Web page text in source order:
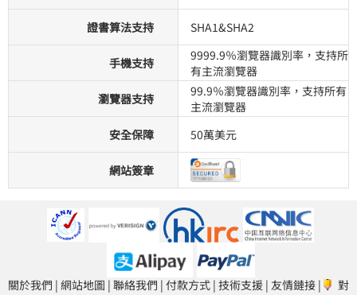
證書算法支持 SHA1&SHA2
手機支持
9999.9％瀏覽器識別率，支持所
有主流瀏覽器
瀏覽器支持
99.9％瀏覽器識別率，支持所有
主流瀏覽器
安全保障
50萬美元
網站簽章
關於我們 | 網站地圖 | 聯絡我們 | 付款方式 | 技術支援 | 友情鏈接 |
對